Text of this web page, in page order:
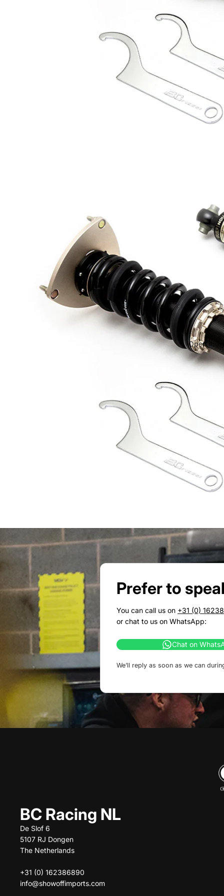
Open
Prefer to
You can call us on +31 (0)
or chat to us on WhatsApp:
Chat on
We’ll reply as soon as we can
BC Racing NL
De Slof 6
5107 RJ Dongen
The Netherlands
+31 (0) 162386890
info@showoffimports.com